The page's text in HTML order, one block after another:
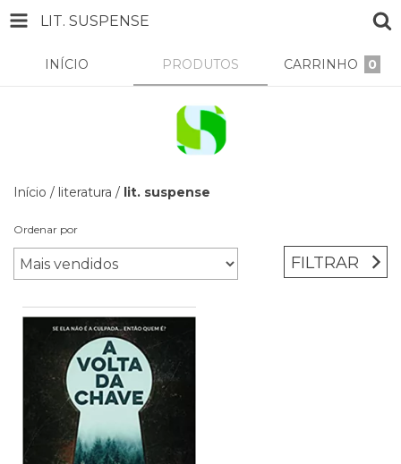
LIT. SUSPENSE
INÍCIO PRODUTOS CARRINHO 0
Início / literatura / lit. suspense
Ordenar por
FILTRAR